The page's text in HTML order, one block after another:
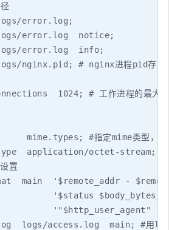
error.log;
error.log  notice;
error.log  info;
nginx.pid; # nginx进程pid存放
1024; # 工作进程的最大连
mime.types; #指定mime类型，
application/octet-stream;
置
main  '$remote_addr -
'$status
'"$http_user_agent"
logs/access.log  main; #用